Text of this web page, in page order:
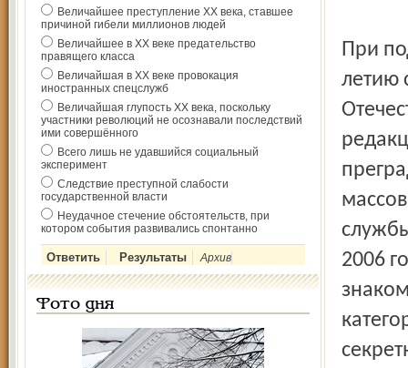
Величайшее преступление ХХ века, ставшее
причиной гибели миллионов людей
Величайшее в ХХ веке предательство
правящего класса
Величайшая в ХХ веке провокация
иностранных спецслужб
Величайшая глупость ХХ века, поскольку
участники революций не осознавали последствий
ими совершённого
Всего лишь не удавшийся социальный
эксперимент
Следствие преступной слабости
государственной власти
Неудачное стечение обстоятельств, при
котором события развивались спонтанно
Архив
Фото дня
При
летию
2006